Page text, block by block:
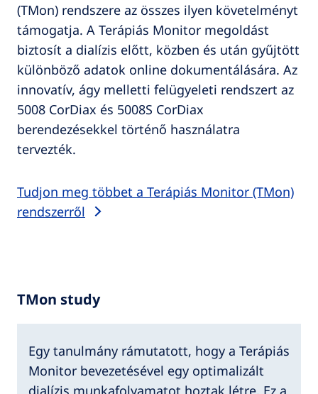
(TMon) rendszere az összes ilyen követelményt
támogatja. A Terápiás Monitor megoldást
biztosít a dialízis előtt, közben és után gyűjtött
különböző adatok online dokumentálására. Az
innovatív, ágy melletti felügyeleti rendszert az
5008 CorDiax és 5008S CorDiax
berendezésekkel történő használatra
tervezték.
Tudjon meg többet a Terápiás Monitor (TMon)
rendszerről
TMon study
Egy tanulmány rámutatott, hogy a Terápiás
Monitor bevezetésével egy optimalizált
dialízis munkafolyamatot hoztak létre. Ez a